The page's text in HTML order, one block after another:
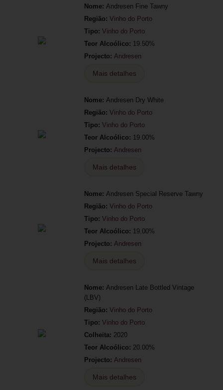
Nome: Andresen Fine Tawny
Região: Vinho do Porto
Tipo: Vinho do Porto
Teor Alcoólico: 19.50%
Projecto: Andresen
Mais detalhes
Nome: Andresen Dry White
Região: Vinho do Porto
Tipo: Vinho do Porto
Teor Alcoólico: 19.00%
Projecto: Andresen
Mais detalhes
Nome: Andresen Special Reserve Tawny
Região: Vinho do Porto
Tipo: Vinho do Porto
Teor Alcoólico: 19.00%
Projecto: Andresen
Mais detalhes
Nome: Andresen Late Bottled Vintage
(LBV)
Região: Vinho do Porto
Tipo: Vinho do Porto
Colheita: 2020
Teor Alcoólico: 20.00%
Projecto: Andresen
Mais detalhes